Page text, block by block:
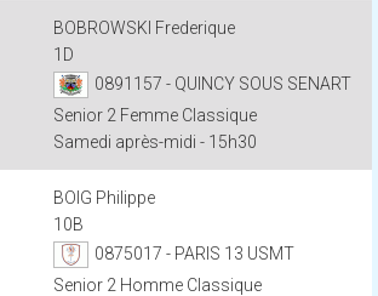
BOBROWSKI Frederique
1D
0891157 - QUINCY SOUS SENART
Senior 2 Femme Classique
Samedi après-midi - 15h30
BOIG Philippe
10B
0875017 - PARIS 13 USMT
Senior 2 Homme Classique